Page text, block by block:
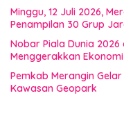
Minggu, 12 Juli 2026,
Penampilan 30 Grup
Nobar Piala Dunia
Menggerakkan Ekonomi
Pemkab Merangin
Kawasan Geopark